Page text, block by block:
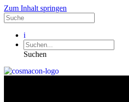
Zum Inhalt springen
i
Suchen